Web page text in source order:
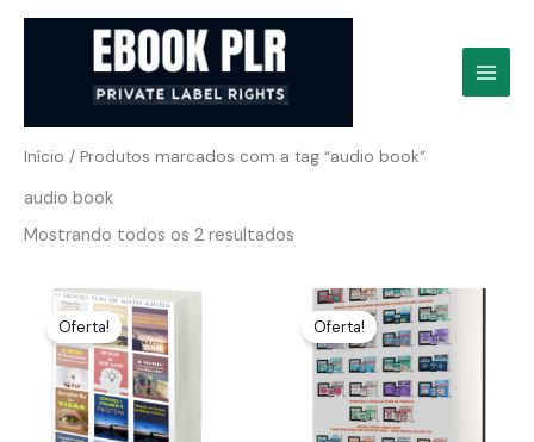
Início / Produtos marcados com a tag “audio book”
audio book
Mostrando todos os 2 resultados
Oferta! Oferta!